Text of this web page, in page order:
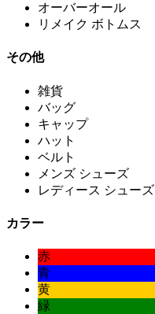
オーバーオール
リメイク ボトムス
その他
雑貨
バッグ
キャップ
ハット
ベルト
メンズ シューズ
レディース シューズ
カラー
赤
青
黄
緑